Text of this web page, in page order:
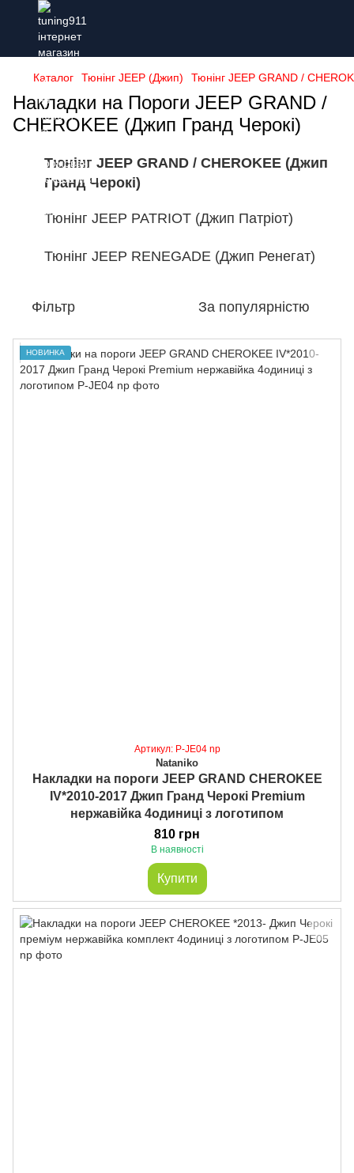
Каталог Тюнінг JEEP (Джип) Тюнінг JEEP GRAND /
Накладки на Пороги JEEP GRAND /
CHEROKEE (Джип Гранд Черокі)
Тюнінг JEEP GRAND / CHEROKEE (Джип
Гранд Черокі)
Тюнінг JEEP PATRIOT (Джип Патріот)
Тюнінг JEEP RENEGADE (Джип Ренегат)
Фільтр За популярністю
НОВИНКА
Артикул: P-JE04 np
Nataniko
Накладки на пороги JEEP GRAND CHEROKEE
IV*2010-2017 Джип Гранд Черокі Premium
нержавійка 4одиниці з логотипом
810 грн
В наявності
Купити